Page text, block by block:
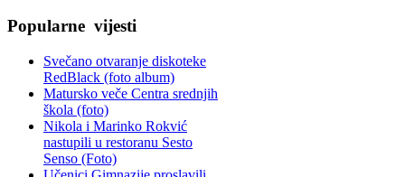
Popularne vijesti
Svečano otvaranje diskoteke
RedBlack (foto album)
Matursko veče Centra srednjih
škola (foto)
Nikola i Marinko Rokvić
nastupili u restoranu Sesto
Senso (Foto)